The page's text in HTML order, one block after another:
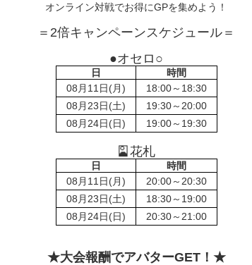
オンライン対戦でお得にGPを集めよう！
＝2倍キャンペーンスケジュール＝
●オセロ○
日
時間
08月11日(月)
18:00～18:30
08月23日(土)
19:30～20:00
08月24日(日)
19:00～19:30
🎴花札
日
時間
08月11日(月)
20:00～20:30
08月23日(土)
18:30～19:00
08月24日(日)
20:30～21:00
★大会報酬でアバターGET！★